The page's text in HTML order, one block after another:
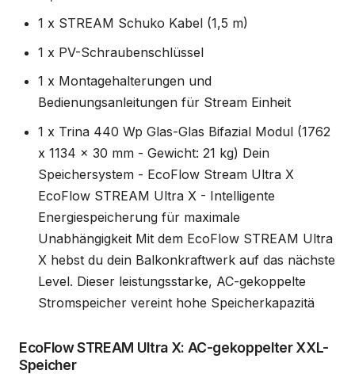
1 x STREAM Schuko Kabel (1,5 m)
1 x PV-Schraubenschlüssel
1 x Montagehalterungen und
Bedienungsanleitungen für Stream Einheit
1 x Trina 440 Wp Glas-Glas Bifazial Modul (1762
x 1134 x 30 mm - Gewicht: 21 kg) Dein
Speichersystem - EcoFlow Stream Ultra X
EcoFlow STREAM Ultra X - Intelligente
Energiespeicherung für maximale
Unabhängigkeit Mit dem EcoFlow STREAM Ultra
X hebst du dein Balkonkraftwerk auf das nächste
Level. Dieser leistungsstarke, AC-gekoppelte
Stromspeicher vereint hohe Speicherkapazitä
EcoFlow STREAM Ultra X: AC-gekoppelter XXL-
Speicher